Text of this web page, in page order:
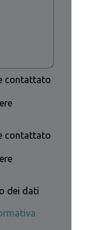
contattato
contattato
dei dati